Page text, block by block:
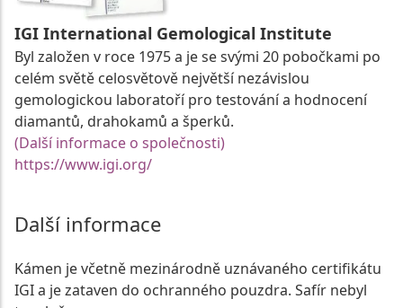
IGI International Gemological Institute
Byl založen v roce 1975 a je se svými 20 pobočkami po
celém světě celosvětově největší nezávislou
gemologickou laboratoří pro testování a hodnocení
diamantů, drahokamů a šperků.
(Další informace o společnosti)
https://www.igi.org/
Další informace
Kámen je včetně mezinárodně uznávaného certifikátu
IGI a je zataven do ochranného pouzdra. Safír nebyl